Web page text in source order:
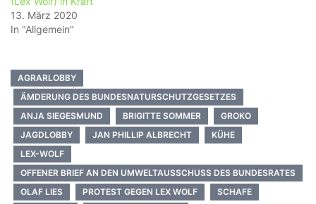
13. März 2020
In "Allgemein"
AGRARLOBBY
ÄMDERUNG DES BUNDESNATURSCHUTZGESETZES
ANJA SIEGESMUND
BRIGITTE SOMMER
GROKO
JAGDLOBBY
JAN PHILLIP ALBRECHT
KÜHE
LEX-WOLF
OFFENER BRIEF AN DEN UMWELTAUSSCHUSS DES BUNDESRATES
OLAF LIES
PROTEST GEGEN LEX WOLF SCHAFE